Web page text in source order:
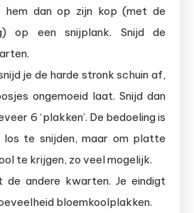
hem dan op zijn kop (met de
op een snijplank. Snijd de
je de harde stronk schuin af,
ongemoeid laat. Snijd dan
6 ‘plakken’. De bedoeling is
los te snijden, maar om platte
te krijgen, zo veel mogelijk.
de andere kwarten. Je eindigt
bloemkoolplakken.